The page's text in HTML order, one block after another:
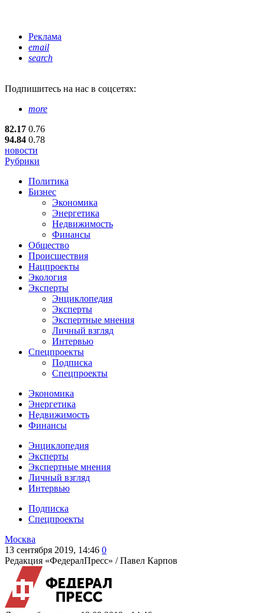
Реклама
email
search
Подпишитесь на нас в соцсетях:
more
82.17 0.76
94.84 0.78
новости
Рубрики
Политика
Бизнес
Экономика
Энергетика
Недвижимость
Финансы
Общество
Происшествия
Нацпроекты
Экология
Эксперты
Энциклопедия
Эксперты
Экспертные мнения
Личный взгляд
Интервью
Спецпроекты
Подписка
Спецпроекты
Экономика
Энергетика
Недвижимость
Финансы
Энциклопедия
Эксперты
Экспертные мнения
Личный взгляд
Интервью
Подписка
Спецпроекты
Москва
13 сентября 2019, 14:46 0
Редакция «ФедералПресс» /Павел Карпов